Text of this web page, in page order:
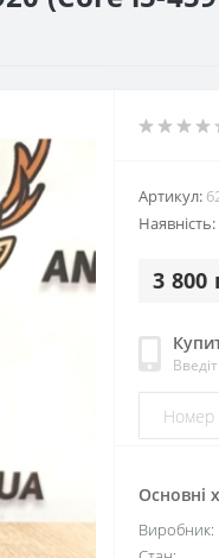
Артикул:
Наявність:
3 800
Основні
Виробник: